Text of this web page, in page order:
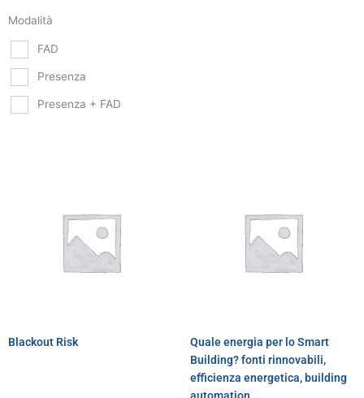
Modalità
FAD
Presenza
Presenza + FAD
Blackout Risk
Quale energia per lo Smart
Building? fonti rinnovabili,
efficienza energetica, building